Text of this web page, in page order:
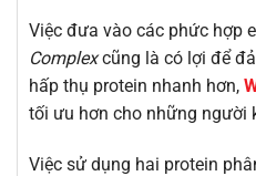
Việc đưa vào các phức hợp
Complexcũng là có lợi để
hấp thụ protein nhanh hơn,
tối ưu hơn cho những người
Việc sử dụng hai protein